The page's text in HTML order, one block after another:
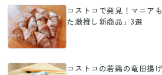
コストコで発見！マニア
た激推し新商品」3選
コストコの若鶏の竜田揚